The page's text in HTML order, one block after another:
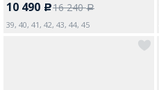
10 490 c16 240a
39, 40, 41, 42, 43, 44, 45